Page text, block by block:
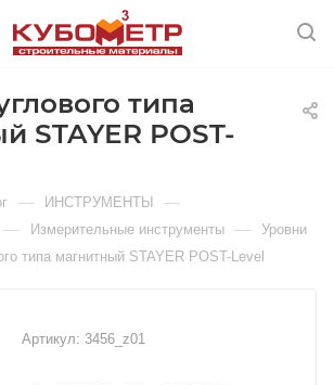
типа
STAYER POST-
— ИНСТРУМЕНТЫ —
— Измерительные инструменты — Уровни
типа магнитный STAYER POST-Level
Артикул: 3456_z01